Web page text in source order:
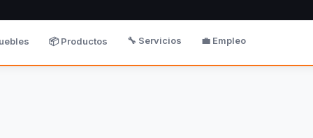
📦 Productos 🔧 Servicios 💼 Empleo